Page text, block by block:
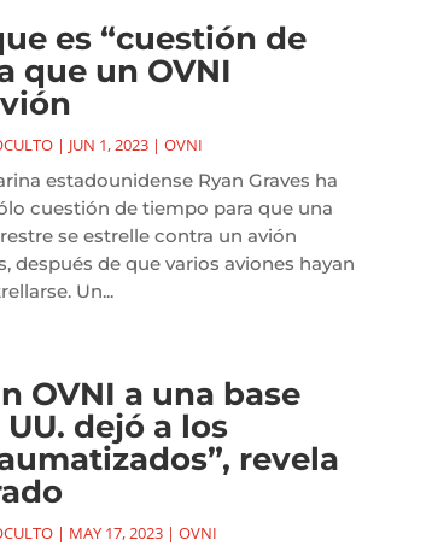
es “cuestión de
que un OVNI
| JUN 1, 2023| OVNI
estadounidense Ryan Graves ha
cuestión de tiempo para que una
se estrelle contra un avión
después de que varios aviones hayan
Un...
OVNI a una base
UU. dejó a los
revela
| MAY 17, 2023| OVNI